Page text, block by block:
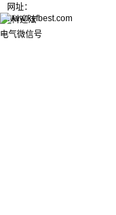
网址：
www.kyfbest.com